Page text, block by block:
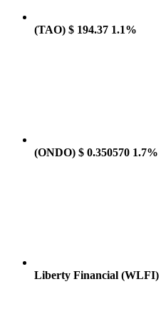
(TAO) $ 194.37 1.1%
(ONDO) $ 0.350570 1.7%
Liberty Financial (WLFI)